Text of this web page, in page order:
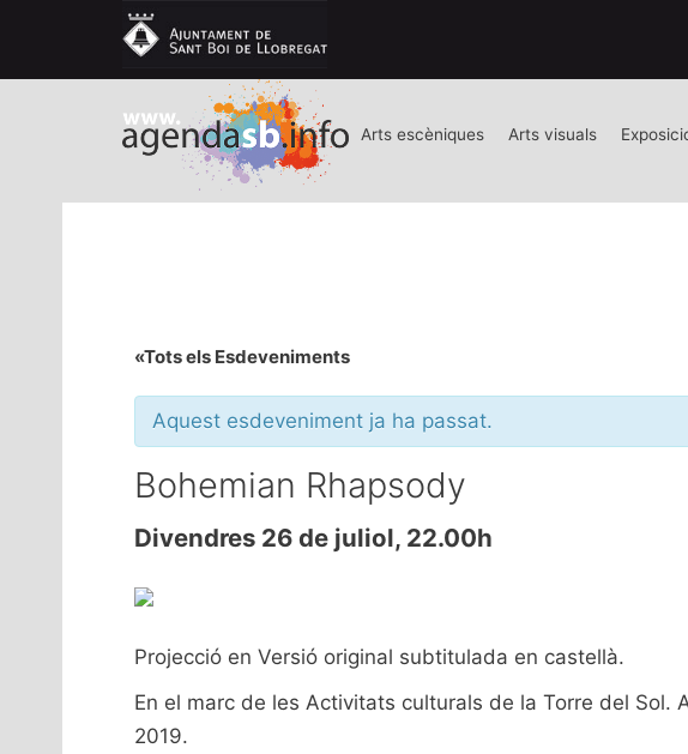
Arts escèniques Arts visuals
«Tots els Esdeveniments
Aquest esdeveniment ja ha passat.
Bohemian Rhapsody
Divendres 26 de juliol, 22.00h
Projecció en Versió original subtitulada en castellà.
En el marc de les Activitats culturals de la Torre del Sol.
2019.